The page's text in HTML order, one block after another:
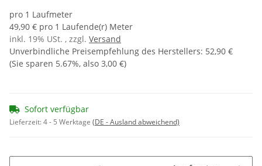
pro 1 Laufmeter
49,90 € pro 1 Laufende(r) Meter
inkl. 19% USt. , zzgl. Versand
Unverbindliche Preisempfehlung des Herstellers: 52,90 €
(Sie sparen 5.67%, also 3,00 €)
Sofort verfügbar
Lieferzeit:4 - 5 Werktage (DE - Ausland abweichend)